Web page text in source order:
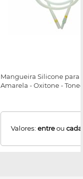
Mangueira Silicone para
Amarela - Oxitone -
Valores: entreou